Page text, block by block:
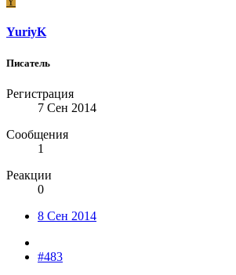
YuriyK
Писатель
Регистрация
7 Сен 2014
Сообщения
1
Реакции
0
8 Сен 2014
#483